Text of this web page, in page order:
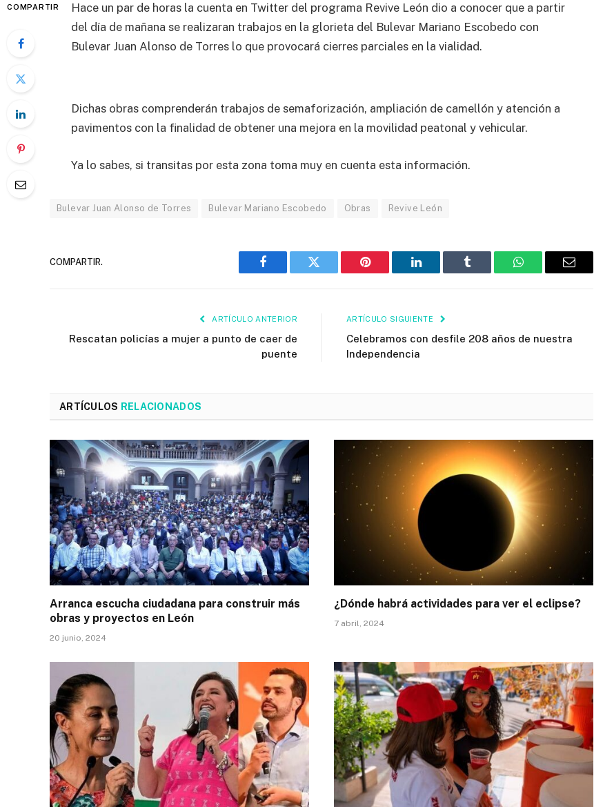
COMPARTIR
Hace un par de horas la cuenta en Twitter del programa Revive León dio a conocer que a partir
del día de mañana se realizaran trabajos en la glorieta del Bulevar Mariano Escobedo con
Bulevar Juan Alonso de Torres lo que provocará cierres parciales en la vialidad.
Dichas obras comprenderán trabajos de semaforización, ampliación de camellón y atención a
pavimentos con la finalidad de obtener una mejora en la movilidad peatonal y vehicular.
Ya lo sabes, si transitas por esta zona toma muy en cuenta esta información.
Bulevar Juan Alonso de Torres Bulevar Mariano Escobedo Obras Revive León
COMPARTIR.
Facebook Twitter Pinterest LinkedIn Tumblr WhatsAppEmail
ARTÍCULO ANTERIOR
Rescatan policías a mujer a punto de caer de
puente
ARTÍCULO SIGUIENTE
Celebramos con desfile 208 años de nuestra
Independencia
ARTÍCULOS RELACIONADOS
Arranca escucha ciudadana para construir más
obras y proyectos en León
20 junio, 2024
¿Dónde habrá actividades para ver el eclipse?
7 abril, 2024